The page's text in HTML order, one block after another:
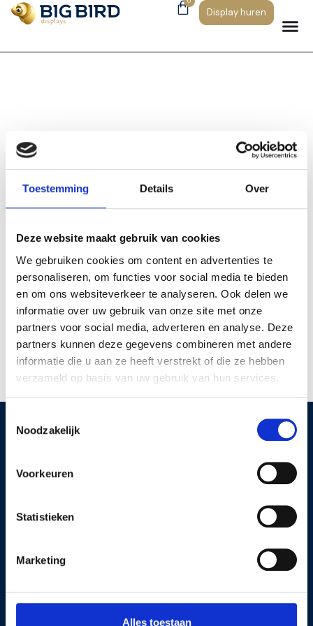
Toestemming Details Over
Deze website maakt gebruik van cookies
We gebruiken cookies om content en advertenties te
personaliseren, om functies voor social media te bieden
en om ons websiteverkeer te analyseren. Ook delen we
informatie over uw gebruik van onze site met onze
partners voor social media, adverteren en analyse. Deze
partners kunnen deze gegevens combineren met andere
informatie die u aan ze heeft verstrekt of die ze hebben
verzameld op basis van uw gebruik van hun services.
Noodzakelijk
Voorkeuren
Statistieken
Marketing
Alles toestaan
Display huren
Bedankt!
binnenkort contact met u op.
BigBird
BigBird Kiosk
BigBird Mobiel
Wanddisplay
Bezoekadres
Volg ons